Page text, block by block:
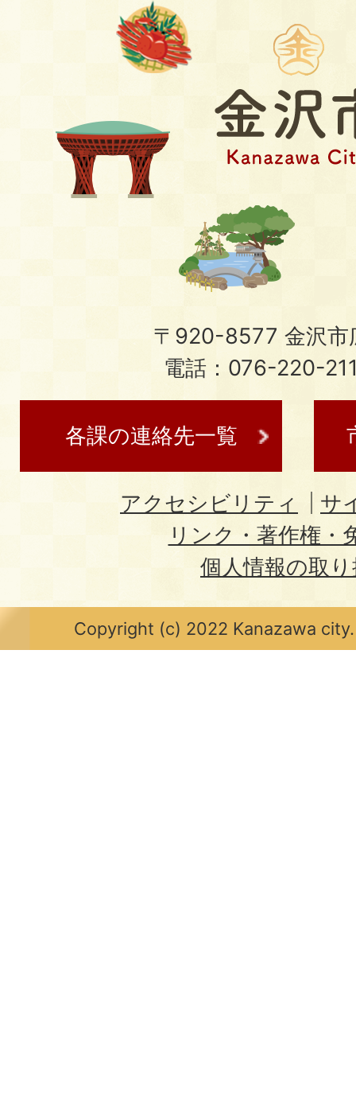
〒920-8577 金沢市
電話：076-220-
各課の連絡先一覧
アクセシビリティ
サ
リンク・著作権・
個人情報の取
Copyright (c) 2022 Kanazawa